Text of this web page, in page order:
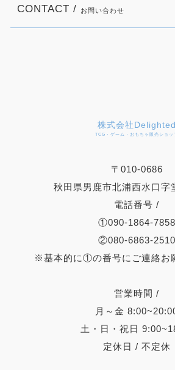
株式会社Delighted
TCG・ゲーム・おもちゃ販売ショッ
〒010-0686
秋田県男鹿市北浦西水口字
電話番号 /
①090-1864-7858
②080-6863-2510
※基本的に①の番号にご連絡お
営業時間 /
月～金
土・日・祝日
定休日 / 不定休
CONTACT / お問い合わせ